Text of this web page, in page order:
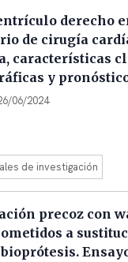
derecho
de cirugía
características
y
06/2024
de investigación
precoz con
a